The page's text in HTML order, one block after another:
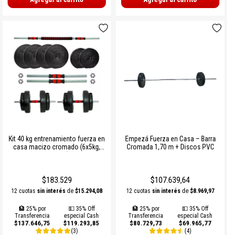
Kit 40 kg entrenamiento fuerza en
casa macizo cromado (6x5kg,
$183.529
12 cuotas sin interés de $15.294,08
🏦 25% por
Transferencia
$137.646,75
💵 35% Off
especial Cash
$119.293,85
(3)
Empezá Fuerza en Casa – Barra
Cromada 1,70 m + Discos PVC
$107.639,64
12 cuotas sin interés de $8.969,97
🏦 25% por
Transferencia
$80.729,73
💵 35% Off
especial Cash
$69.965,77
(4)